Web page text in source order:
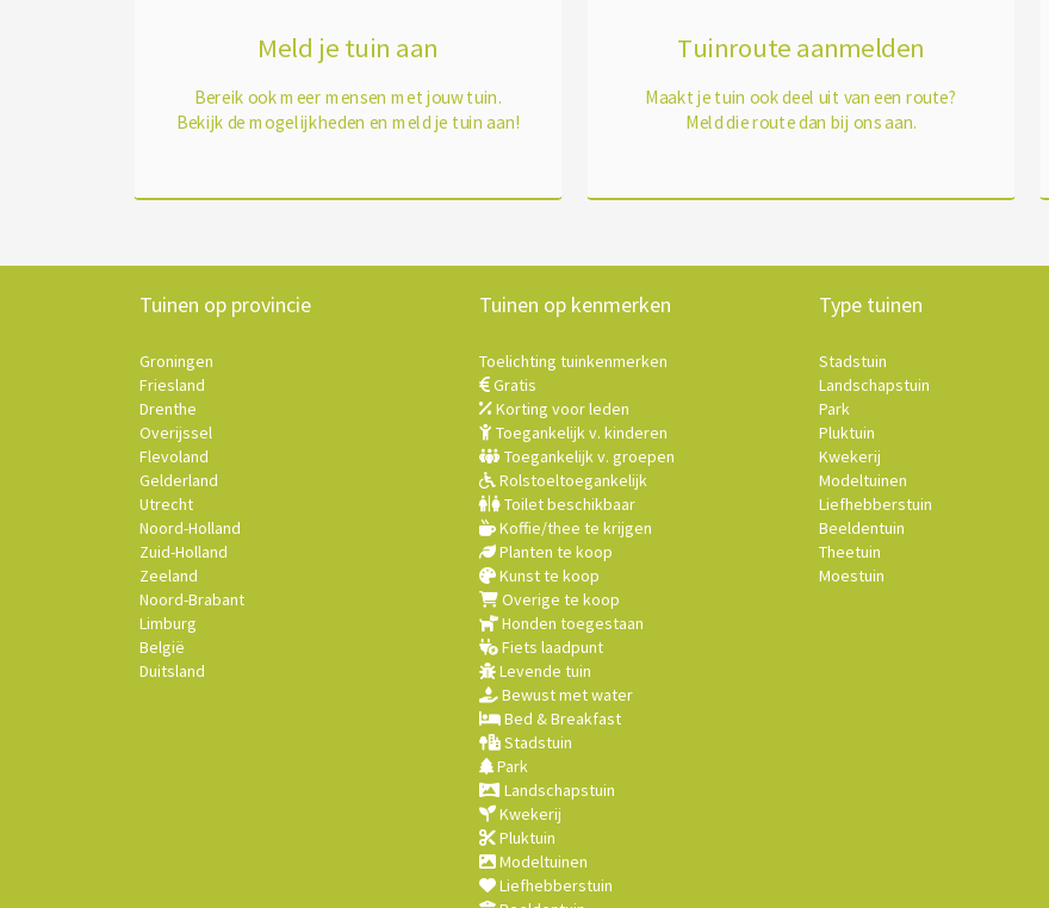
Meld je tuin aan
Bereik ook meer mensen met jouw tuin.
Bekijk de mogelijkheden en meld je tuin aan!
Tuinroute aanmelden
Maakt je tuin ook deel uit van een route?
Meld die route dan bij ons aan.
Tuinen op provincie
Groningen
Friesland
Drenthe
Overijssel
Flevoland
Gelderland
Utrecht
Noord-Holland
Zuid-Holland
Zeeland
Noord-Brabant
Limburg
België
Duitsland
Tuinen op kenmerken
Toelichting tuinkenmerken
Gratis
Korting voor leden
Toegankelijk v. kinderen
Toegankelijk v. groepen
Rolstoeltoegankelijk
Toilet beschikbaar
Koffie/thee te krijgen
Planten te koop
Kunst te koop
Overige te koop
Honden toegestaan
Fiets laadpunt
Levende tuin
Bewust met water
Bed & Breakfast
Stadstuin
Park
Landschapstuin
Kwekerij
Pluktuin
Modeltuinen
Liefhebberstuin
Type tuinen
Stadstuin
Landschapstuin
Park
Pluktuin
Kwekerij
Modeltuinen
Liefhebberstuin
Beeldentuin
Theetuin
Moestuin